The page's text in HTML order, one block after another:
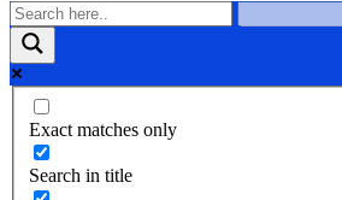
Exact matches only
Search in title